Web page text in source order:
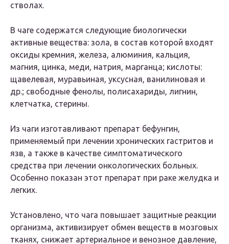
стволах.
В чаге содержатся следующие биологически
активные вещества: зола, в состав которой входят
оксиды кремния, железа, алюминия, кальция,
магния, цинка, меди, натрия, марганца; кислоты:
щавелевая, муравьиная, уксусная, ванилиновая и
др.; свободные фенолы, полисахариды, лигнин,
клетчатка, стерины.
Из чаги изготавливают препарат бефунгин,
применяемый при лечении хронических гастритов и
язв, а также в качестве симптоматического
средства при лечении онкологических больных.
Особенно показан этот препарат при раке желудка и
легких.
Установлено, что чага повышает защитные реакции
организма, активизирует обмен веществ в мозговых
тканях, снижает артериальное и венозное давление,